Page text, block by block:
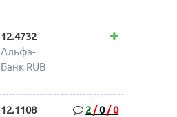
12.4732
Альфа-
Банк RUB
12.1108
2 /0/0